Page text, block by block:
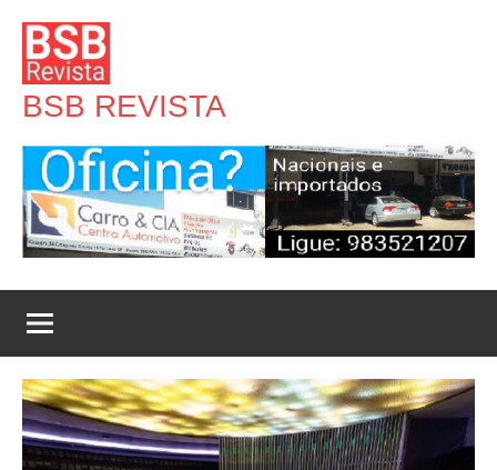
para
conteúdo
BSB REVISTA